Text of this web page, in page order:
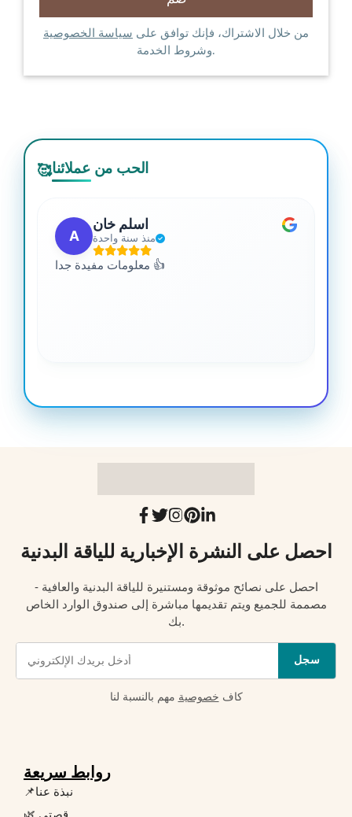
من خلال الاشتراك، فإنك توافق على سياسة الخصوصية
وشروط الخدمة.
🥰الحب من عملائنا
A
اسلم خان
منذ سنة واحدة
معلومات مفيدة جدا 👍
احصل على النشرة الإخبارية للياقة البدنية
احصل على نصائح موثوقة ومستنيرة للياقة البدنية والعافية -
مصممة للجميع ويتم تقديمها مباشرة إلى صندوق الوارد الخاص
بك.
سجل
كاف خصوصية مهم بالنسبة لنا
روابط سريعة
📌نبذة عنا